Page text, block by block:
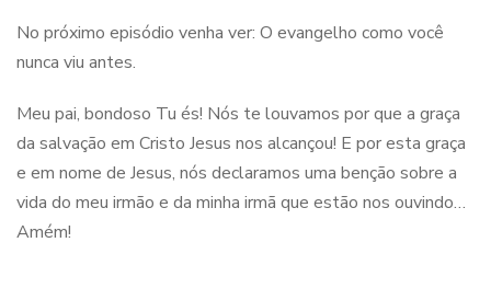
No próximo episódio venha ver: O evangelho como você
nunca viu antes.
Meu pai, bondoso Tu és! Nós te louvamos por que a graça
da salvação em Cristo Jesus nos alcançou! E por esta graça
e em nome de Jesus, nós declaramos uma benção sobre a
vida do meu irmão e da minha irmã que estão nos ouvindo…
Amém!